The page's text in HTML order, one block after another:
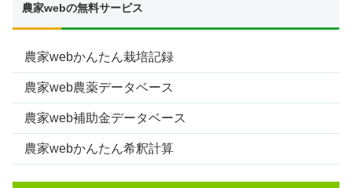
農家webの無料サービス
農家webかんたん栽培記録
農家web農薬データベース
農家web補助金データベース
農家webかんたん希釈計算